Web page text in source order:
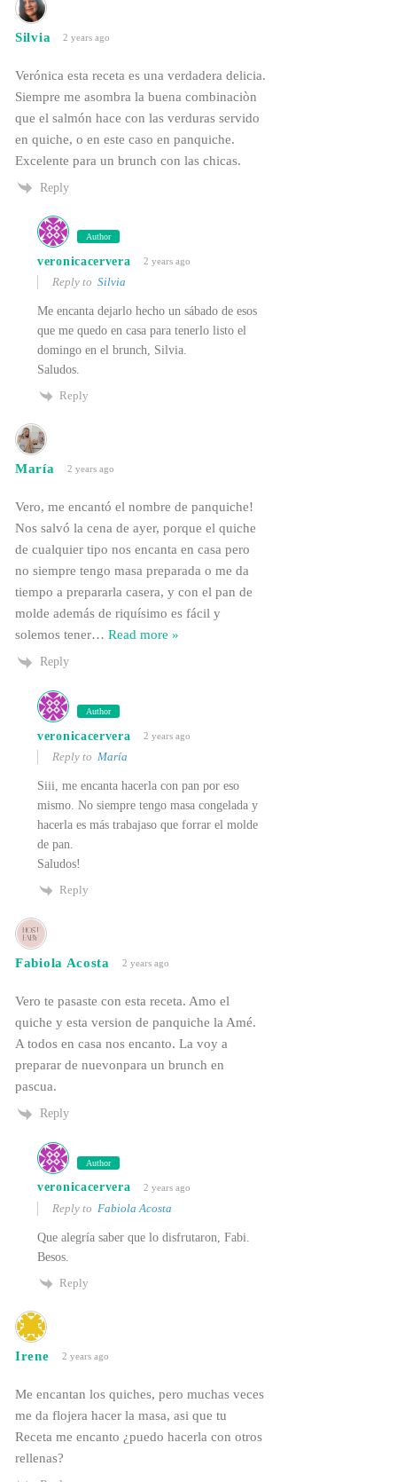
Silvia 2 years ago
Verónica esta receta es una verdadera delicia.
Siempre me asombra la buena combinaciòn
que el salmón hace con las verduras servido
en quiche, o en este caso en panquiche.
Excelente para un brunch con las chicas.
Reply
Author
veronicacervera 2 years ago
Reply toSilvia
Me encanta dejarlo hecho un sábado de esos
que me quedo en casa para tenerlo listo el
domingo en el brunch, Silvia.
Saludos.
Reply
María 2 years ago
Vero, me encantó el nombre de panquiche!
Nos salvó la cena de ayer, porque el quiche
de cualquier tipo nos encanta en casa pero
no siempre tengo masa preparada o me da
tiempo a prepararla casera, y con el pan de
molde además de riquísimo es fácil y
solemos tener…Read more »
Reply
Author
veronicacervera 2 years ago
Reply toMaría
Siii, me encanta hacerla con pan por eso
mismo. No siempre tengo masa congelada y
hacerla es más trabajaso que forrar el molde
de pan.
Saludos!
Reply
Fabiola Acosta 2 years ago
Vero te pasaste con esta receta. Amo el
quiche y esta version de panquiche la Amé.
A todos en casa nos encanto. La voy a
preparar de nuevonpara un brunch en
pascua.
Reply
Author
veronicacervera 2 years ago
Reply to Fabiola Acosta
Que alegría saber que lo disfrutaron, Fabi.
Besos.
Reply
Irene 2 years ago
Me encantan los quiches, pero muchas veces
me da flojera hacer la masa, asi que tu
Receta me encanto ¿puedo hacerla con otros
rellenas?